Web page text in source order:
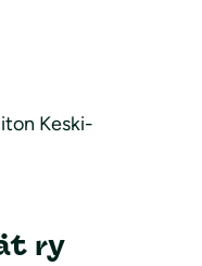
Keski-
ry